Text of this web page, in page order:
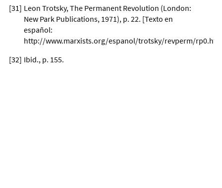
[31] Leon Trotsky, The Permanent Revolution (London:
New Park Publications, 1971), p. 22. [Texto en
español:
http://www.marxists.org/espanol/trotsky/revperm/
[32] Ibid., p. 155.